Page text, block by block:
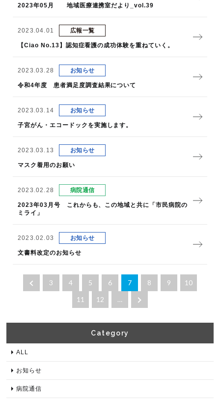
2023年05月 地域医療連携室だより_vol.39
2023.04.01 広報一覧
【Ciao No.13】認知症看護の成功体験を重ねていく。
2023.03.28 お知らせ
令和4年度 患者満足度調査結果について
2023.03.14 お知らせ
子宮がん・エコードックを実施します。
2023.03.13 お知らせ
マスク着用のお願い
2023.02.28 病院通信
2023年03月号 これからも、この地域と共に「市民病院の
ミライ」
2023.02.03 お知らせ
文書料改定のお知らせ
3 4 5 6 7 8 9
10
11
12 …
Category​
ALL
お知らせ
病院通信